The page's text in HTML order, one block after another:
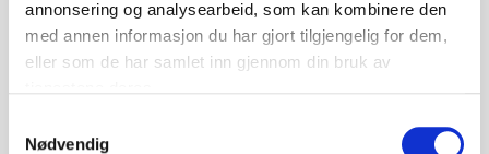
annonsering og analysearbeid, som kan kombinere den
med annen informasjon du har gjort tilgjengelig for dem,
eller som de har samlet inn gjennom din bruk av
Nødvendig